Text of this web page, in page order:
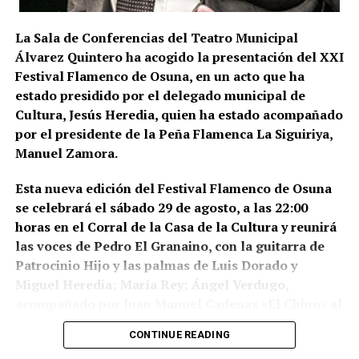
registros en sociedades mercantiles situadas en La
Puebla de Cazalla, Valencia, Badajoz y Córdoba,
además del registro de un domicilio particular en La
Puebla de Cazalla. La información oficial no precisa,
al menos por ahora, cuántas de las nueve empresas
registradas se encontraban concretamente en el
municipio sevillano, por lo que no sería correcto
La operación se desarrolló bajo la dirección de la
Sección Civil y de Instrucción del Tribunal de
Instancia de Morón de la Frontera, plaza número 2,
órgano judicial competente en la investigación. La
existencia y actual denominación de este Tribunal
Ministerio de Justicia.
La Sala de Conferencias del Teatro Municipal
Álvarez Quintero ha acogido la presentación del XXI
Festival Flamenco de Osuna, en un acto que ha
estado presidido por el delegado municipal de
Cultura, Jesús Heredia, quien ha estado acompañado
por el presidente de la Peña Flamenca La Siguiriya,
Manuel Zamora.
Esta nueva edición del Festival Flamenco de Osuna
se celebrará el sábado 29 de agosto, a las 22:00
horas en el Corral de la Casa de la Cultura y reunirá
las voces de Pedro El Granaino, con la guitarra de
Patrocinio Hijo y las palmas de Luis Dorado y
Miguel Heredia; María Rey; Ángel Verdugo,
toque y María José e Isabel León a las palmas y
Montse Cortés acompañada por la guitarra de
CONTINUE READING